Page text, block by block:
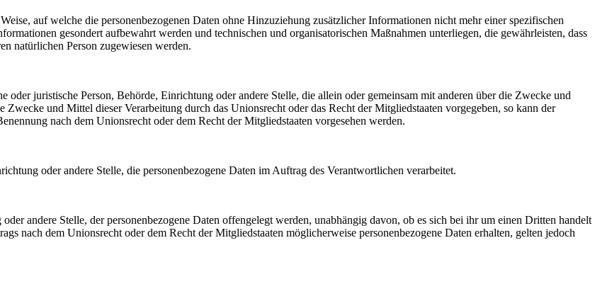
auf welche die personenbezogenen Daten ohne Hinzuziehung zusätzlicher Informationen nicht mehr einer spezifischen
gesondert aufbewahrt werden und technischen und organisatorischen Maßnahmen unterliegen, die gewährleisten, dass
natürlichen Person zugewiesen werden.
juristische Person, Behörde, Einrichtung oder andere Stelle, die allein oder gemeinsam mit anderen über die Zwecke und
und Mittel dieser Verarbeitung durch das Unionsrecht oder das Recht der Mitgliedstaaten vorgegeben, so kann der
nach dem Unionsrecht oder dem Recht der Mitgliedstaaten vorgesehen werden.
oder andere Stelle, die personenbezogene Daten im Auftrag des Verantwortlichen verarbeitet.
andere Stelle, der personenbezogene Daten offengelegt werden, unabhängig davon, ob es sich bei ihr um einen Dritten handelt
nach dem Unionsrecht oder dem Recht der Mitgliedstaaten möglicherweise personenbezogene Daten erhalten, gelten jedoch